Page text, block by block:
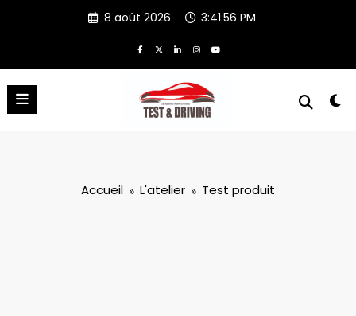
8 août 2026 3:41:57 PM
Accueil L'atelier Test produit